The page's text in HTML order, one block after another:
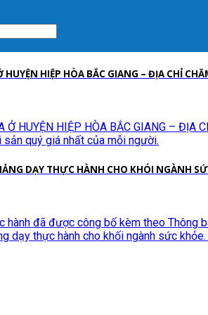
HUYỆN HIỆP HÒA BẮC GIANG – ĐỊA CHỈ
Ở HUYỆN HIỆP HÒA BẮC GIANG –
quý giá nhất của mỗi người.
DẠY THỰC HÀNH CHO KHÓI NGÀNH
hành đã được công bố kèm theo Thông
dạy thực hành cho khối ngành sức